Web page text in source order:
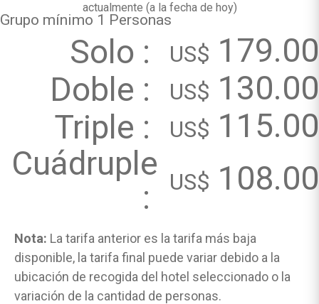
actualmente (a la fecha de hoy)
Grupo mínimo 1 Personas
Solo : US$ 179.00
Doble :
US$ 130.00
Triple :
US$ 115.00
Cuádruple
:
US$ 108.00
Nota: La tarifa anterior es la tarifa más baja
disponible, la tarifa final puede variar debido a la
ubicación de recogida del hotel seleccionado o la
variación de la cantidad de personas.